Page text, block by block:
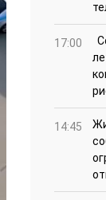
17:00
14:45